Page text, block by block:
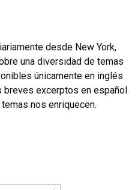
desde New York,
una diversidad de temas
únicamente en inglés
excerptos en español.
nos enriquecen.